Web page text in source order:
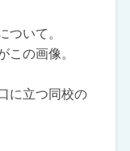
いて。
の画像。
に立つ同校の